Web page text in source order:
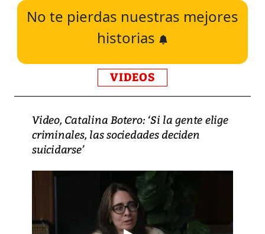
No te pierdas nuestras mejores
historias
VIDEOS
Video, Catalina Botero: ‘Si la gente elige
criminales, las sociedades deciden
suicidarse’